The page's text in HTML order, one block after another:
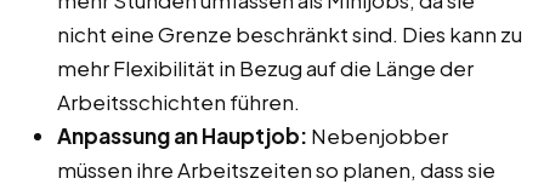
nicht eine Grenze beschränkt sind. Dies kann zu
mehr Flexibilität in Bezug auf die Länge der
Arbeitsschichten führen.
Anpassung an Hauptjob: Nebenjobber
müssen ihre Arbeitszeiten so planen, dass sie